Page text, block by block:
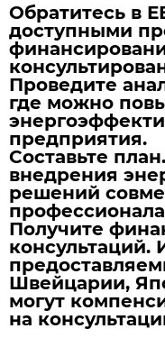
Обратитесь в
доступными
Проведите
где можно
предприятия.
Составьте
внедрения
решений
Получите
консультаций.
Швейцарии,
могут
на